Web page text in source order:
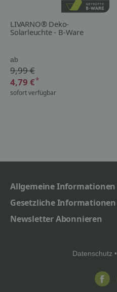
LIVARNO® Deko-
Solarleuchte - B-Ware
ab
9,99 €
4,79 €*
sofort verfügbar
Allgemeine Informationen
Gesetzliche Informationen
Newsletter Abonnieren
Datenschutz •